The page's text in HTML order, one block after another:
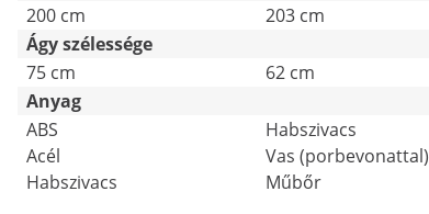
200 cm
203 cm
Ágy szélessége
75 cm
62 cm
Anyag
ABS
Acél
Habszivacs
Habszivacs
Vas (porbevonattal)
Műbőr